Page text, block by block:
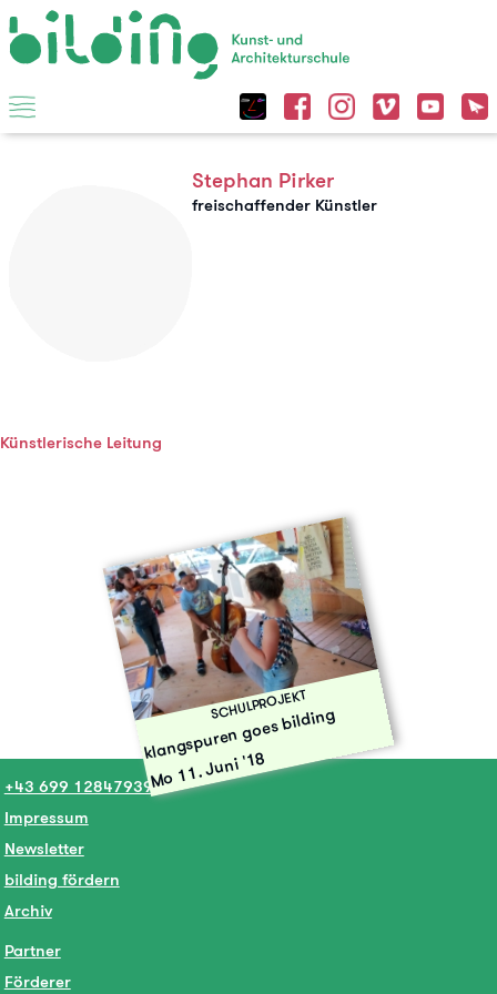
Stephan Pirker
freischaffender Künstler
Künstlerische Leitung
SCHULPROJEKT
klangspuren goes bilding
Mo 11. Juni '18
+43 699 12847939
Impressum
Newsletter
bilding fördern
Archiv
Partner
Förderer